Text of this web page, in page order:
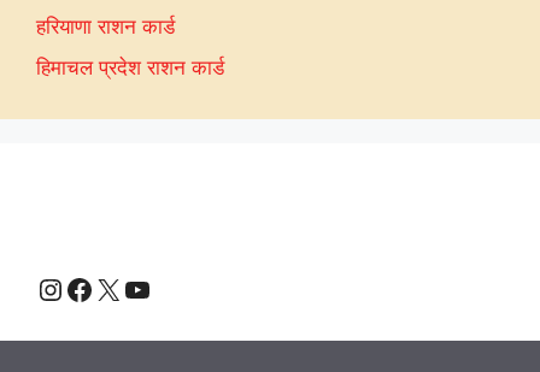
हरियाणा राशन कार्ड
हिमाचल प्रदेश राशन कार्ड
Instagram
Facebook
X YouTube